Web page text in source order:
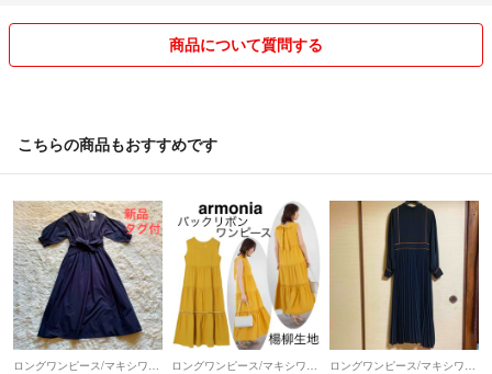
⚫︎お取置きは していません。
やり取りをしている途中でも、
⚫︎他サイトにも出品中のため、
突然削除する場合があります
最後までお読みいただき
ありがとうございました！
素敵なご縁がたくさんありますように。
商品について質問する
こちらの商品もおすすめです
ロングワンピース/マキシワンピース ロングワンピース/マキシワンピース ロングワンピース/マキシワンピース